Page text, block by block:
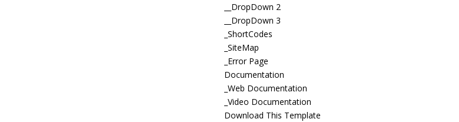
__DropDown 2
__DropDown 3
_ShortCodes
_SiteMap
_Error Page
Documentation
_Web Documentation
_Video Documentation
Download This Template